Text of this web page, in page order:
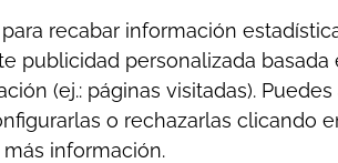
recabar información
publicidad personalizada
(ej.: páginas visitadas).
o rechazarlas clicando
información.